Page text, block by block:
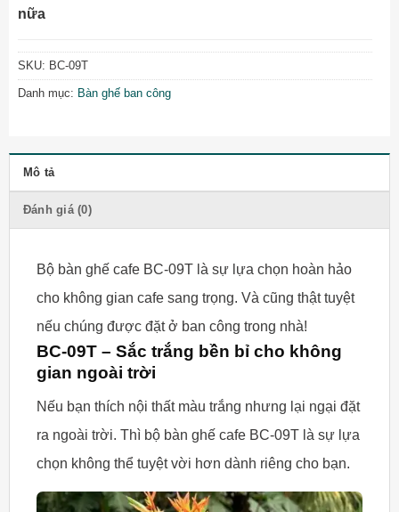
nữa
SKU: BC-09T
Danh mục: Bàn ghế ban công
Mô tả
Đánh giá (0)
Bộ bàn ghế cafe BC-09T là sự lựa chọn hoàn hảo
cho không gian cafe sang trọng. Và cũng thật tuyệt
nếu chúng được đặt ở ban công trong nhà!
BC-09T – Sắc trắng bền bỉ cho không
gian ngoài trời
Nếu bạn thích nội thất màu trắng nhưng lại ngại đặt
ra ngoài trời. Thì bộ bàn ghế cafe BC-09T là sự lựa
chọn không thể tuyệt vời hơn dành riêng cho bạn.